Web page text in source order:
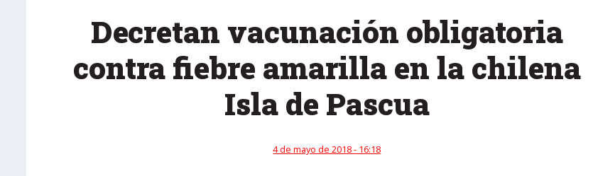
Decretan vacunación obligatoria
contra fiebre amarilla en la chilena
Isla de Pascua
4 de mayo de 2018 - 16:18